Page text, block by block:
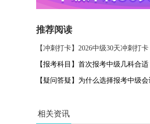
推荐阅读
【冲刺打卡】2026中级30天冲刺打卡
【报考科目】首次报考中级几科合适
【疑问答疑】为什么选择报考中级会
相关资讯